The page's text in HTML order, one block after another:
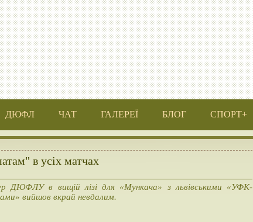
ДЮФЛ ЧАТ ГАЛЕРЕЇ БЛОГ СПОРТ+
в усіх матчах
ДЮФЛУ в вищій лізі для «Мункача» з львівськими «УФК-
вийшов вкрай невдалим.